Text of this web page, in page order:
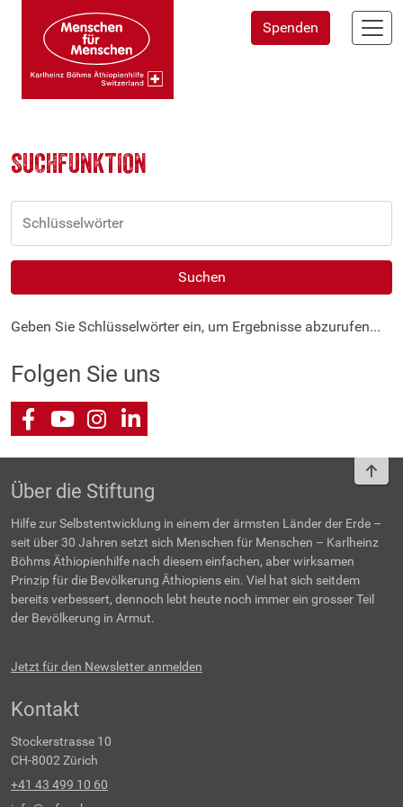
Spenden
SUCHFUNKTION
Schlüsselwörter
Geben Sie Schlüsselwörter ein, um Ergebnisse abzurufen...
Folgen Sie uns
FacebookYoutube
Instagram
LinkedIn
Über die Stiftung
Hilfe zur Selbstentwicklung in einem der ärmsten Länder der Erde –
seit über 30 Jahren setzt sich Menschen für Menschen – Karlheinz
Böhms Äthiopienhilfe nach diesem einfachen, aber wirksamen
Prinzip für die Bevölkerung Äthiopiens ein. Viel hat sich seitdem
bereits verbessert, dennoch lebt heute noch immer ein grosser Teil
der Bevölkerung in Armut.
Jetzt für den Newsletter anmelden
Kontakt
Stockerstrasse 10
CH-8002 Zürich
+41 43 499 10 60
To